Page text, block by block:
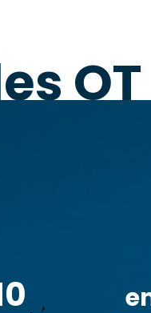
OT